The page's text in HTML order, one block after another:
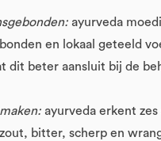
ayurveda
en lokaal geteeld
dit beter aansluit bij de
ayurveda erkent zes
bitter, scherp en